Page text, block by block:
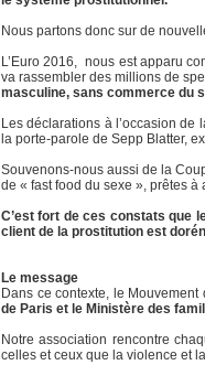
Nous partons donc sur de
L’Euro 2016, nous est apparu
va rassembler des millions de
masculine, sans commerce du
Les déclarations à l’occasion
la porte-parole de Sepp Blatter,
Souvenons-nous aussi de la
de « fast food du sexe », prêtes
C’est fort de ces constats que
client de la prostitution est
Le message
Dans ce contexte, le
de Paris et le Ministère des
Notre association rencontre
celles et ceux que la violence et